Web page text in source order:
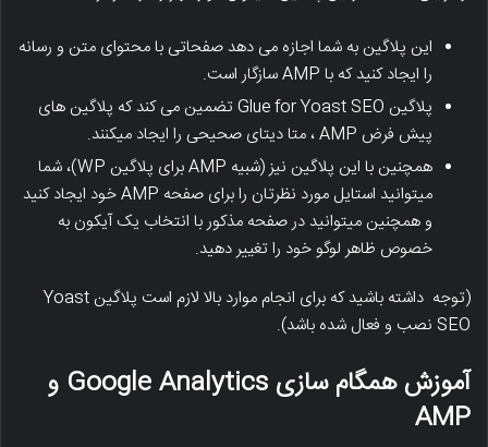
این پلاگین به شما اجازه می دهد صفحاتی با محتوای متن و رسانه
را ایجاد کنید که با AMP سازگار است.
پلاگین Glue for Yoast SEO تضمین می کند که پلاگین های
پیش فرض AMP ، متا دیتای صحیحی را ایجاد میکنند.
همچنین با این پلاگین نیز (شبیه AMP برای پلاگین WP)، شما
میتوانید استایل مورد نظرتان را برای صفحه AMP خود ایجاد کنید
و همچنین میتوانید در صفحه مذکور با انتخاب یک آیکون به
خصوص ظاهر لوگو خود را تغییر دهید.
(توجه داشته باشید که برای انجام موارد بالا لازم است پلاگین Yoast
SEO نصب و فعال شده باشد).
آموزش همگام سازی Google Analytics و
AMP